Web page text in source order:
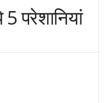
परेशानियां